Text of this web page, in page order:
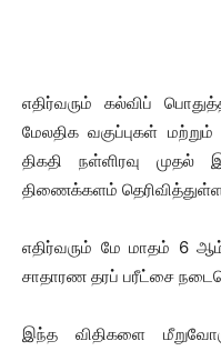
எதிர்வரும் கல்விப்
மேலதிக வகுப்புகள்
திகதி நள்ளிரவு முதல்
திணைக்களம்
எதிர்வரும் மே மாதம் 6
சாதாரண தரப் பரீட்சை
இந்த விதிகளை